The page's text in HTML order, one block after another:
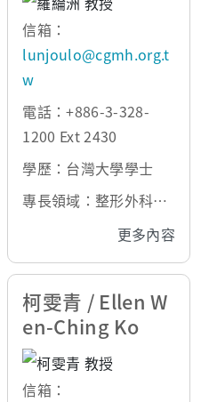
信箱：
lunjoulo@cgmh.org.t
w
電話：+886-3-328-
1200 Ext 2430
學歷：台灣大學學士
專長領域：整形外科、
更多內容
柯雯青 / Ellen W
en-Ching Ko
信箱：